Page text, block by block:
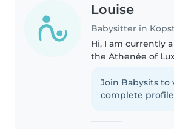
Louise
Babysitter in
Hi, I am currently
the Athenée of
also a scouts
aged 5 to 7. I have
Join Babysits to
complete